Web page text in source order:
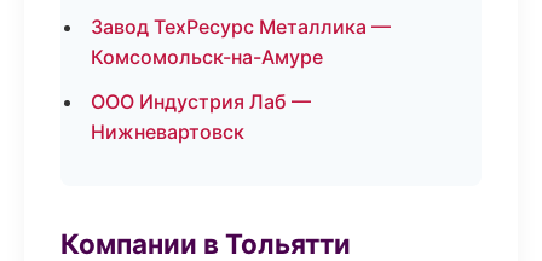
Завод ТехРесурс Металлика —
Комсомольск-на-Амуре
ООО Индустрия Лаб —
Нижневартовск
Компании в Тольятти